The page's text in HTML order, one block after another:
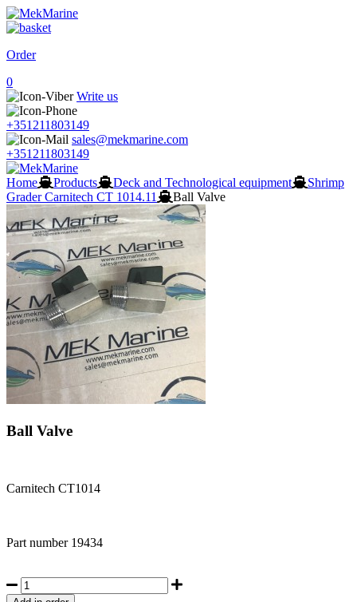
Order
0
Write us
+351211803149
sales@mekmarine.com
+351211803149
Home Products Deck and Technological equipment
Shrimp
Grader Carnitech CT 1014.11
Ball Valve
Ball Valve
Carnitech CT1014
Part number 19434